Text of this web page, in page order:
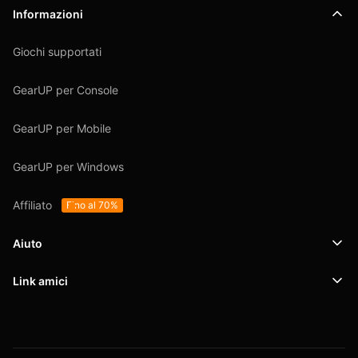
Informazioni
Giochi supportati
GearUP per Console
GearUP per Mobile
GearUP per Windows
Affiliato Fino al 70%
Aiuto
Supporto
Link amici